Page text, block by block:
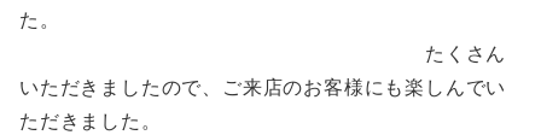
た。
たくさん
いただきましたので、ご来店のお客様にも楽しんでい
ただきました。